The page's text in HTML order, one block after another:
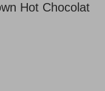
Hot Chocolat